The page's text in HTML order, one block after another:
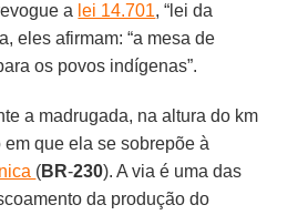
a lei 14.701, “lei da
eles afirmam: “a mesa de
os povos indígenas”.
a madrugada, na altura do km
em que ela se sobrepõe à
(BR-230). A via é uma das
da produção do